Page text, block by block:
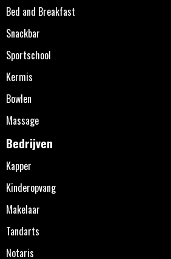
Bed and Breakfast
Snackbar
Sportschool
Kermis
Bowlen
Massage
Bedrijven
Kapper
Kinderopvang
Makelaar
Tandarts
Notaris